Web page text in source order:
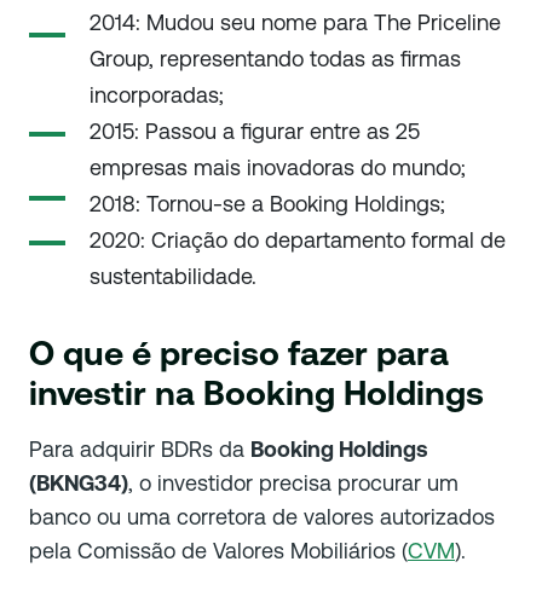
2014: Mudou seu nome para The Priceline
Group, representando todas as firmas
incorporadas;
2015: Passou a figurar entre as 25
empresas mais inovadoras do mundo;
2018: Tornou-se a Booking Holdings;
2020: Criação do departamento formal de
sustentabilidade.
O que é preciso fazer para
investir na Booking Holdings
Para adquirir BDRs da Booking Holdings
(BKNG34), o investidor precisa procurar um
banco ou uma corretora de valores autorizados
pela Comissão de Valores Mobiliários (CVM).